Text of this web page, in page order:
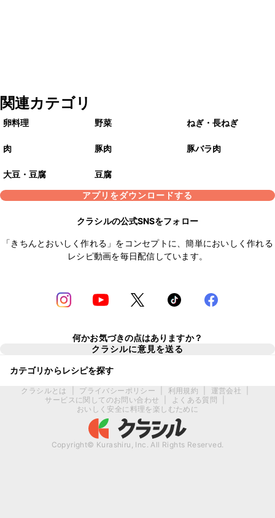
関連カテゴリ
卵料理 野菜 ねぎ・長ねぎ
肉 豚肉 豚バラ肉
大豆・豆腐
豆腐
アプリをダウンロードする
クラシルの公式SNSをフォロー
「きちんとおいしく作れる」をコンセプトに、簡単においしく作れる
レシピ動画を毎日配信しています。
何かお気づきの点はありますか？
クラシルに意見を送る
カテゴリからレシピを探す
クラシルとは プライバシーポリシー 利用規約 運営会社
サービスに関してのお問い合わせ
よくある質問
おいしく安全に料理を楽しむために
Copyright© Kurashiru, Inc. All Rights Reserved.